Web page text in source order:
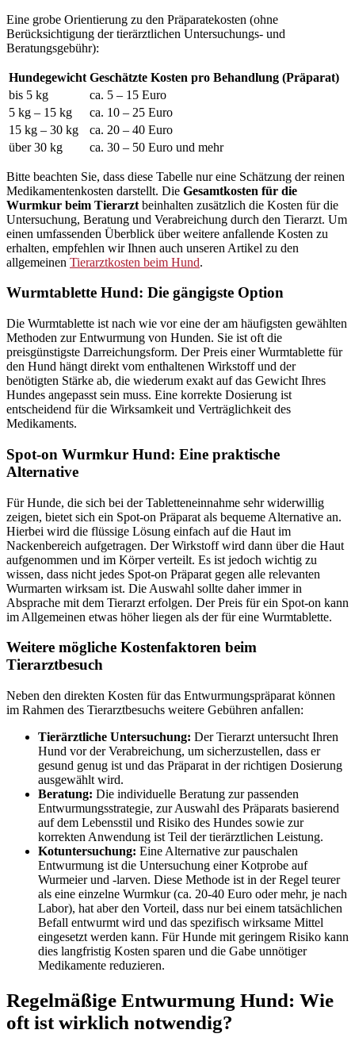
Eine grobe Orientierung zu den Präparatekosten (ohne
Berücksichtigung der tierärztlichen Untersuchungs- und
Beratungsgebühr):
Hundegewicht Geschätzte Kosten pro Behandlung (Präparat)
bis 5 kg
ca. 5 – 15 Euro
5 kg – 15 kg
ca. 10 – 25 Euro
15 kg – 30 kg
ca. 20 – 40 Euro
über 30 kg
ca. 30 – 50 Euro und mehr
Bitte beachten Sie, dass diese Tabelle nur eine Schätzung der reinen
Medikamentenkosten darstellt. Die Gesamtkosten für die
Wurmkur beim Tierarzt beinhalten zusätzlich die Kosten für die
Untersuchung, Beratung und Verabreichung durch den Tierarzt. Um
einen umfassenden Überblick über weitere anfallende Kosten zu
erhalten, empfehlen wir Ihnen auch unseren Artikel zu den
allgemeinen Tierarztkosten beim Hund.
Wurmtablette Hund: Die gängigste Option
Die Wurmtablette ist nach wie vor eine der am häufigsten gewählten
Methoden zur Entwurmung von Hunden. Sie ist oft die
preisgünstigste Darreichungsform. Der Preis einer Wurmtablette für
den Hund hängt direkt vom enthaltenen Wirkstoff und der
benötigten Stärke ab, die wiederum exakt auf das Gewicht Ihres
Hundes angepasst sein muss. Eine korrekte Dosierung ist
entscheidend für die Wirksamkeit und Verträglichkeit des
Medikaments.
Spot-on Wurmkur Hund: Eine praktische
Alternative
Für Hunde, die sich bei der Tabletteneinnahme sehr widerwillig
zeigen, bietet sich ein Spot-on Präparat als bequeme Alternative an.
Hierbei wird die flüssige Lösung einfach auf die Haut im
Nackenbereich aufgetragen. Der Wirkstoff wird dann über die Haut
aufgenommen und im Körper verteilt. Es ist jedoch wichtig zu
wissen, dass nicht jedes Spot-on Präparat gegen alle relevanten
Wurmarten wirksam ist. Die Auswahl sollte daher immer in
Absprache mit dem Tierarzt erfolgen. Der Preis für ein Spot-on kann
im Allgemeinen etwas höher liegen als der für eine Wurmtablette.
Weitere mögliche Kostenfaktoren beim
Tierarztbesuch
Neben den direkten Kosten für das Entwurmungspräparat können
im Rahmen des Tierarztbesuchs weitere Gebühren anfallen:
Tierärztliche Untersuchung: Der Tierarzt untersucht Ihren
Hund vor der Verabreichung, um sicherzustellen, dass er
gesund genug ist und das Präparat in der richtigen Dosierung
ausgewählt wird.
Beratung: Die individuelle Beratung zur passenden
Entwurmungsstrategie, zur Auswahl des Präparats basierend
auf dem Lebensstil und Risiko des Hundes sowie zur
korrekten Anwendung ist Teil der tierärztlichen Leistung.
Kotuntersuchung: Eine Alternative zur pauschalen
Entwurmung ist die Untersuchung einer Kotprobe auf
Wurmeier und -larven. Diese Methode ist in der Regel teurer
als eine einzelne Wurmkur (ca. 20-40 Euro oder mehr, je nach
Labor), hat aber den Vorteil, dass nur bei einem tatsächlichen
Befall entwurmt wird und das spezifisch wirksame Mittel
eingesetzt werden kann. Für Hunde mit geringem Risiko kann
dies langfristig Kosten sparen und die Gabe unnötiger
Medikamente reduzieren.
Regelmäßige Entwurmung Hund: Wie
oft ist wirklich notwendig?